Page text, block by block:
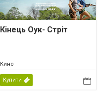
Кінець Оук- Стріт
Кино
Купити